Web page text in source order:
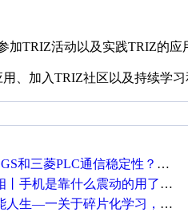
TRIZ活动以及实践TRIZ的应
、加入TRIZ社区以及持续学
和三菱PLC通信稳定性？？？
手机是靠什么震动的用了这么多年才知道！
生—一关于碎片化学习，看这一篇就够了！